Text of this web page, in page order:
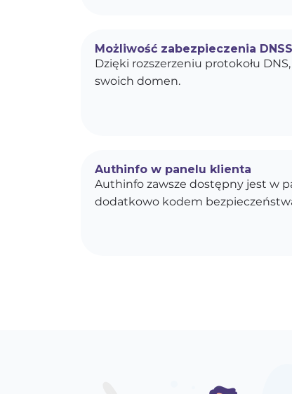
Możliwość zabezpieczenia
Dzięki rozszerzeniu protokołu
swoich domen.
Authinfo w panelu klienta
Authinfo zawsze dostępny jest w
dodatkowo kodem